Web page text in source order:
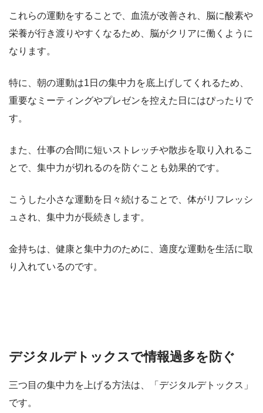
これらの運動をすることで、血流が改善され、脳に酸素や
栄養が行き渡りやすくなるため、脳がクリアに働くように
なります。
特に、朝の運動は1日の集中力を底上げしてくれるため、
重要なミーティングやプレゼンを控えた日にはぴったりで
す。
また、仕事の合間に短いストレッチや散歩を取り入れるこ
とで、集中力が切れるのを防ぐことも効果的です。
こうした小さな運動を日々続けることで、体がリフレッシ
ュされ、集中力が長続きします。
金持ちは、健康と集中力のために、適度な運動を生活に取
り入れているのです。
デジタルデトックスで情報過多を防ぐ
三つ目の集中力を上げる方法は、「デジタルデトックス」
です。